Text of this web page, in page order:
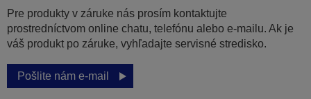
Pre produkty v záruke nás prosím kontaktujte
prostredníctvom online chatu, telefónu alebo e-mailu. Ak je
váš produkt po záruke, vyhľadajte servisné stredisko.
Pošlite nám e-mail